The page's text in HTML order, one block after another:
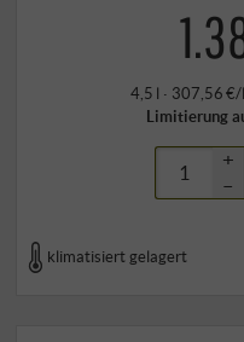
4,5 l · 307,56 €/l
Limitierung
+
–
klimatisiert gelagert